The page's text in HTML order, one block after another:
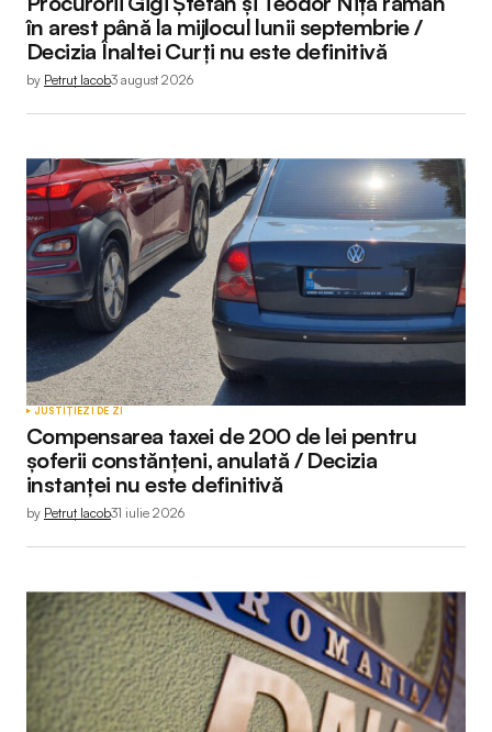
în arest până la mijlocul lunii septembrie /
Decizia Înaltei Curți nu este definitivă
by Petruț Iacob3 august 2026
JUSTIȚIEZI DE ZI
Compensarea taxei de 200 de lei pentru
șoferii constănțeni, anulată / Decizia
instanței nu este definitivă
by Petruț Iacob31 iulie 2026